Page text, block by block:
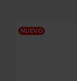
NUEVO
LOST VAPE